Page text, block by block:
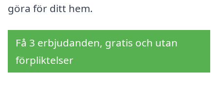
göra för ditt hem.
Få 3 erbjudanden, gratis och utan
förpliktelser